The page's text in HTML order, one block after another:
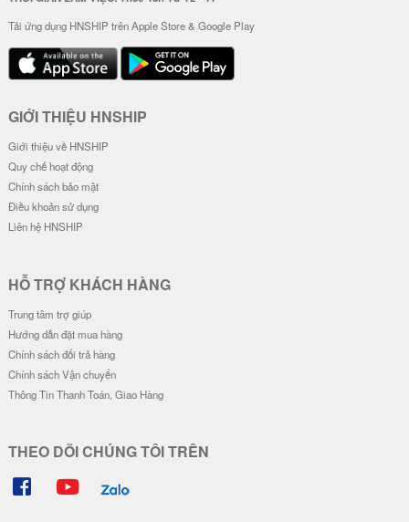
Ốp Lưng Silicon Chống Sốc Viền
20.000 đ
Ốp Lưng Silicon Chống Sốc Viền
Nổi - Hình Nổi Blue Bear
23.000 đ